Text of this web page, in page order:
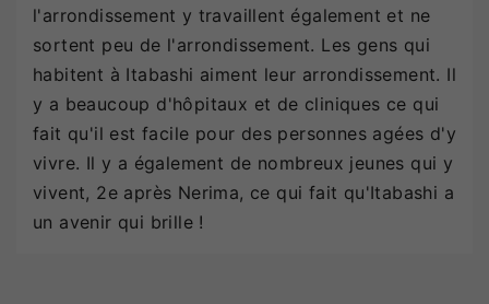
l'arrondissement y travaillent également et ne
sortent peu de l'arrondissement. Les gens qui
habitent à Itabashi aiment leur arrondissement. Il
y a beaucoup d'hôpitaux et de cliniques ce qui
fait qu'il est facile pour des personnes agées d'y
vivre. Il y a également de nombreux jeunes qui y
vivent, 2e après Nerima, ce qui fait qu'Itabashi a
un avenir qui brille !